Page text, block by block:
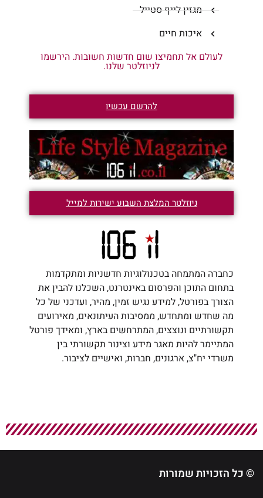
מגזין לייף סטייל
איכות חיים
לעולם אל תחמיצו שום חדשות חשובות. הירשמו
לניוזלטר שלנו.
להרשם עכשיו
ניוזלטר המלצת השבוע ישירות למייל
כחברה המתמחה בטכנולוגיות חדשניות ומתקדמות
בתחום התוכן והפרסום באינטרנט, השכלנו להבין את
הצורך בפורטל, למידע נגיש זמין, מהיר, ועדכני של כל
מה שחדש ומתחדש, ממסיבות העיתונאים, מאירועים
תקשורתיים ונוצצים, המתרחשים בארץ, ומאידך פורטל
המתיימר להיות מאגר מידע וצינור תקשורתי בין
משרדי יח"צ, ארגונים, חברות, ואישיים לציבור.
© כל הזכויות שמורות